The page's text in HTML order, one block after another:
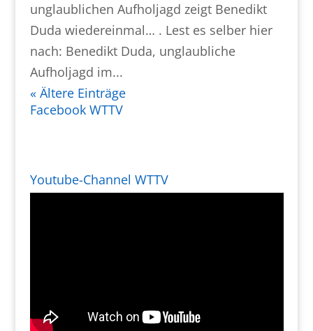
unglaublichen Aufholjagd zeigt Benedikt
Duda wiedereinmal… . Lest es selber hier
nach: Benedikt Duda, unglaubliche
Aufholjagd im...
« Ältere Einträge
Facebook WTTV
Youtube-Channel WTTV